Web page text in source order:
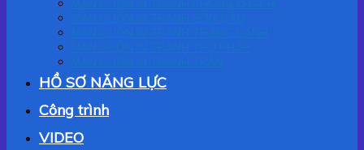
HỒ SƠ NĂNG LỰC
Công trình
VIDEO